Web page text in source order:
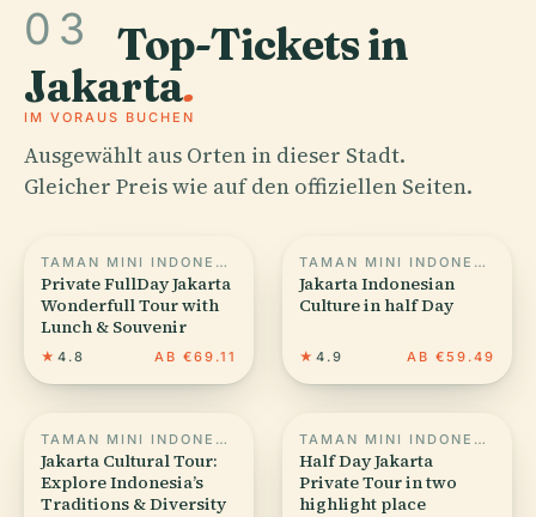
03 Top-Tickets in
Jakarta.
IM VORAUS BUCHEN
Ausgewählt aus Orten in dieser Stadt.
Gleicher Preis wie auf den offiziellen Seiten.
TAMAN MINI INDONESIA INDAH
Private FullDay Jakarta
Wonderfull Tour with
Lunch & Souvenir
★ 4.8 AB €69.11
TAMAN MINI INDONESIA INDAH
Jakarta Indonesian
Culture in half Day
★ 4.9 AB €59.49
TAMAN MINI INDONESIA INDAH
Jakarta Cultural Tour:
Explore Indonesia’s
Traditions & Diversity
TAMAN MINI INDONESIA INDAH
Half Day Jakarta
Private Tour in two
highlight place